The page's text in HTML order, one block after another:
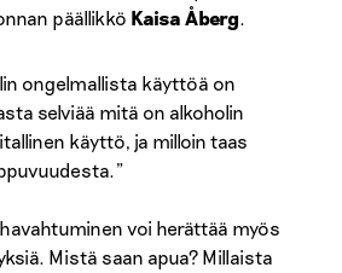
päällikkö Kaisa Åberg.
ongelmallista käyttöä on
selviää mitä on alkoholin
käyttö, ja milloin taas
voi herättää myös
Mistä saan apua? Millaista